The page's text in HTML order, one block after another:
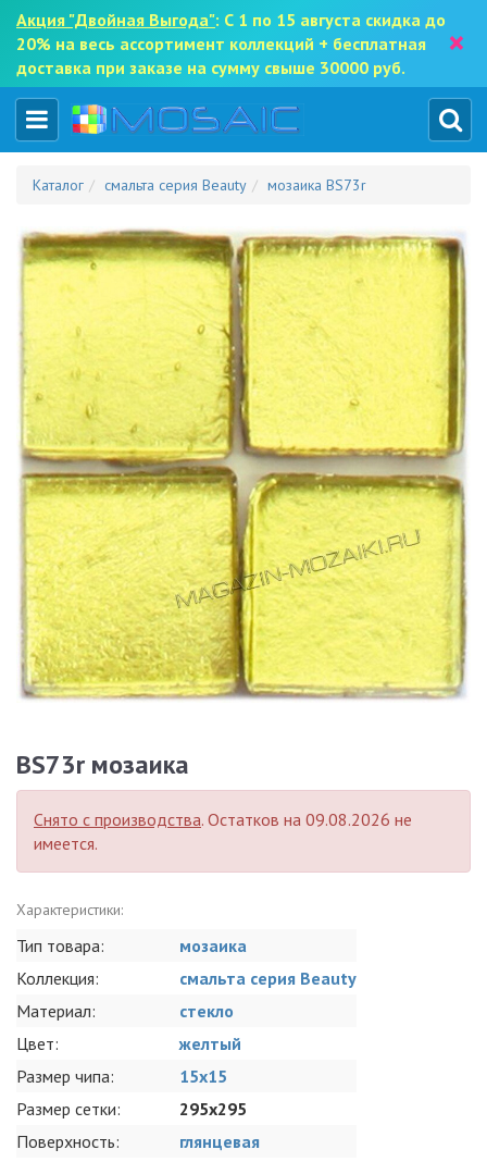
Акция "Двойная Выгода": С 1 по 15 августа скидка до
20% на весь ассортимент коллекций + бесплатная
доставка при заказе на сумму свыше 30000 руб.
×
Каталог смальта серия Beauty мозаика BS73r
BS73r мозаика
Снято с производства. Остатков на 09.08.2026 не
имеется.
Характеристики:
Тип товара:
мозаика
Коллекция:
смальта серия Beauty
Материал:
стекло
Цвет:
желтый
Размер чипа:
15x15
Размер сетки:
295x295
Поверхность:
глянцевая